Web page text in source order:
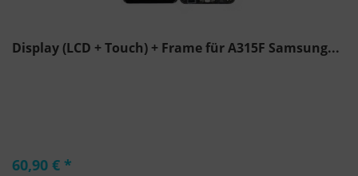
Display (LCD + Touch) + Frame für A315F Samsung...
60,90 € *